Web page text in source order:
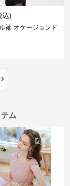
込)
袖 オケージョンド
›
ム